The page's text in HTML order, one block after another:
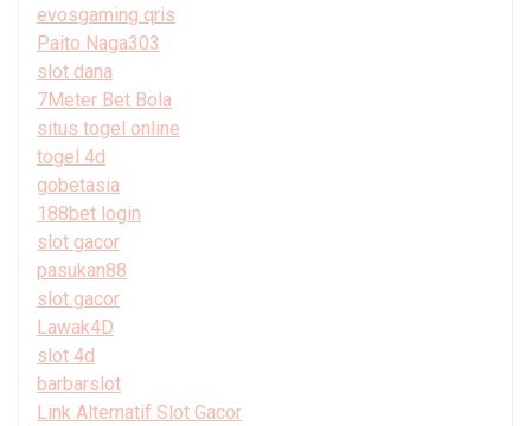
evosgaming qris
Paito Naga303
slot dana
7Meter Bet Bola
situs togel online
togel 4d
gobetasia
188bet login
slot gacor
pasukan88
slot gacor
Lawak4D
slot 4d
barbarslot
Link Alternatif Slot Gacor